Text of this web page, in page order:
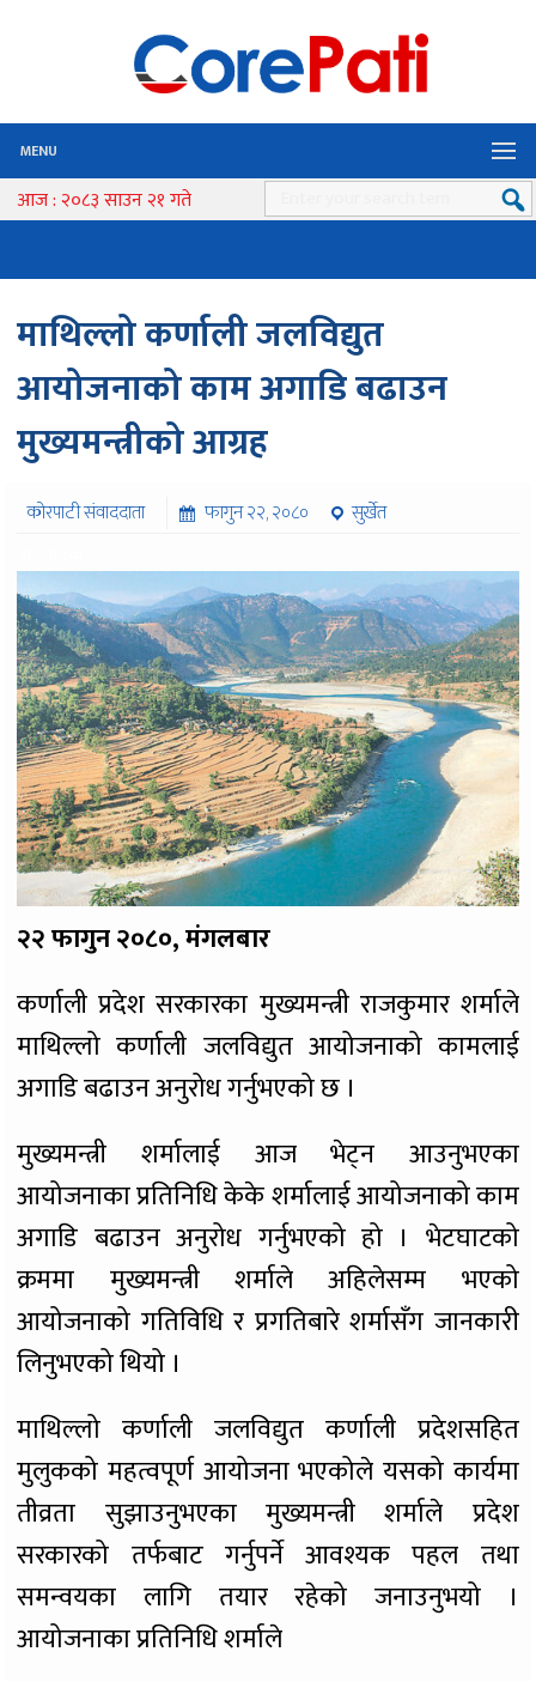
MENU
आज : २०८३ साउन २१ गते
माथिल्लो कर्णाली जलविद्युत
आयोजनाको काम अगाडि बढाउन
मुख्यमन्त्रीको आग्रह
कोरपाटी संवाददाता फागुन २२, २०८०
सुर्खेत
२२ फागुन २०८०, मंगलबार
कर्णाली प्रदेश सरकारका मुख्यमन्त्री राजकुमार शर्माले
माथिल्लो कर्णाली जलविद्युत आयोजनाको कामलाई
अगाडि बढाउन अनुरोध गर्नुभएको छ ।
मुख्यमन्त्री शर्मालाई आज भेट्न आउनुभएका
आयोजनाका प्रतिनिधि केके शर्मालाई आयोजनाको काम
अगाडि बढाउन अनुरोध गर्नुभएको हो । भेटघाटको
क्रममा मुख्यमन्त्री शर्माले अहिलेसम्म भएको
आयोजनाको गतिविधि र प्रगतिबारे शर्मासँग जानकारी
लिनुभएको थियो ।
माथिल्लो कर्णाली जलविद्युत कर्णाली प्रदेशसहित
मुलुकको महत्वपूर्ण आयोजना भएकोले यसको कार्यमा
तीव्रता सुझाउनुभएका मुख्यमन्त्री शर्माले प्रदेश
सरकारको तर्फबाट गर्नुपर्ने आवश्यक पहल तथा
समन्वयका लागि तयार रहेको जनाउनुभयो ।
आयोजनाका प्रतिनिधि शर्माले